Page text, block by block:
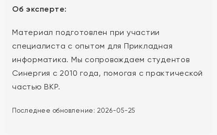
Об эксперте:
Материал подготовлен при участии
специалиста с опытом для Прикладная
информатика. Мы сопровождаем студентов
Синергия с 2010 года, помогая с практической
частью ВКР.
Последнее обновление: 2026-05-25